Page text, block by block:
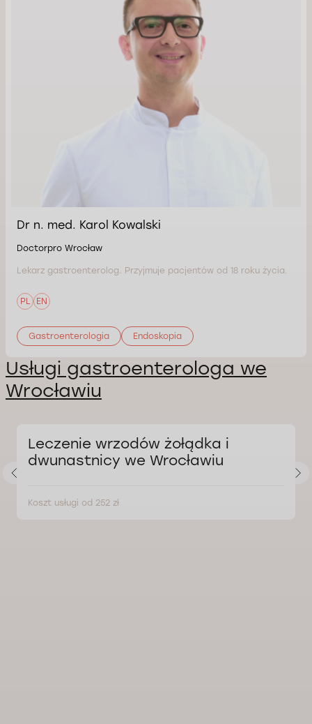
Dr n. med. Karol Kowalski
Doctorpro Wrocław
Lekarz gastroenterolog. Przyjmuje pacjentów od 18 roku życia.
PL EN
Gastroenterologia Endoskopia
Usługi gastroenterologa we
Wrocławiu
Leczenie wrzodów żołądka i
dwunastnicy we Wrocławiu
Koszt usługi od 252 zł